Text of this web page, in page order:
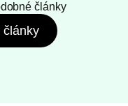
články
články